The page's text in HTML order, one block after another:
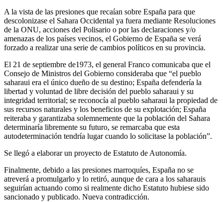
A la vista de las presiones que recaían sobre España para que
descolonizase el Sahara Occidental ya fuera mediante Resoluciones
de la ONU, acciones del Polisario o por las declaraciones y/o
amenazas de los países vecinos, el Gobierno de España se verá
forzado a realizar una serie de cambios políticos en su provincia.
El 21 de septiembre de1973, el general Franco comunicaba que el
Consejo de Ministros del Gobierno consideraba que “el pueblo
saharaui era el único dueño de su destino; España defendería la
libertad y voluntad de libre decisión del pueblo saharaui y su
integridad territorial; se reconocía al pueblo saharaui la propiedad de
sus recursos naturales y los beneficios de su explotación; España
reiteraba y garantizaba solemnemente que la población del Sahara
determinaría libremente su futuro, se remarcaba que esta
autodeterminación tendría lugar cuando lo solicitase la población”.
Se llegó a elaborar un proyecto de Estatuto de Autonomía.
Finalmente, debido a las presiones marroquíes, España no se
atreverá a promulgarlo y lo retiró, aunque de cara a los saharauis
seguirían actuando como si realmente dicho Estatuto hubiese sido
sancionado y publicado. Nueva contradicción.